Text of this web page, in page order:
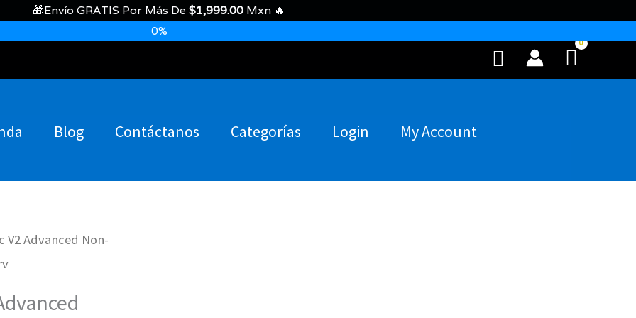
Buscar
Blog Contáctanos Categorías Login
My Account
V2 Advanced Non-
🎁Envío GRATIS Por Más De $1,999.00 Mxn 🔥
0%